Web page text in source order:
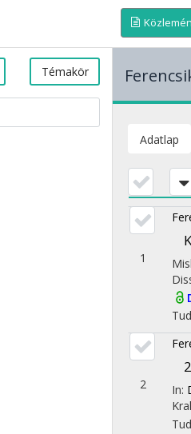
Témakör
Adatlap
1
2 In: